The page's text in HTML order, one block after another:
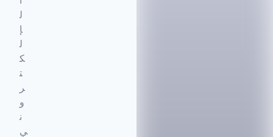
ل
إ
ل
ك
ت
ر
و
ن
ي